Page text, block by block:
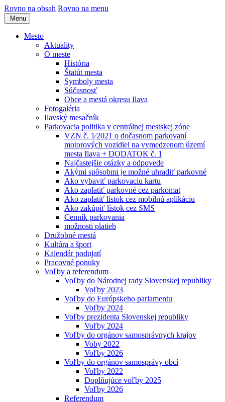
Rovno na obsah Rovno na menu
Menu
Mesto
Aktuality
O meste
História
Štatút mesta
Symboly mesta
Súčasnosť
Obce a mestá okresu Ilava
Fotogaléria
Ilavský mesačník
Parkovacia politika v centrálnej mestskej zóne
VZN č. 1⁄2021 o dočasnom parkovaní
motorových vozidiel na vymedzenom území
mesta Ilava + DODATOK č. 1
Najčastejšie otázky a odpovede
Akými spôsobmi je možné uhradiť parkovné
Ako vybaviť parkovaciu kartu
Ako zaplatiť parkovné cez parkomat
Ako zaplatiť lístok cez mobilnú aplikáciu
Ako zakúpiť lístok cez SMS
Cenník parkovania
možnosti platieb
Družobné mestá
Kultúra a šport
Kalendár podujatí
Pracovné ponuky
Voľby a referendum
Voľby do Národnej rady Slovenskej republiky
Voľby 2023
Voľby do Európskeho parlamentu
Voľby 2024
Voľby prezidenta Slovenskej republiky
Voľby 2024
Voľby do orgánov samosprávnych krajov
Voby 2022
Voľby 2026
Voľby do orgánov samosprávy obcí
Voľby 2022
Doplňujúce voľby 2025
Voľby 2026
Referendum